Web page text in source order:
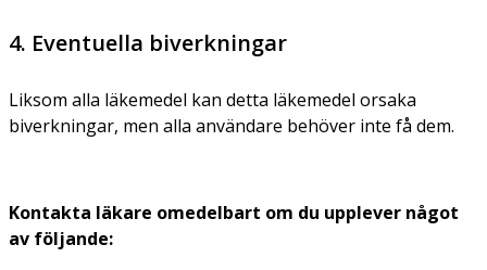
4. Eventuella biverkningar
Liksom alla läkemedel kan detta läkemedel orsaka
biverkningar, men alla användare behöver inte få dem.
Kontakta läkare omedelbart om du upplever något
av följande: